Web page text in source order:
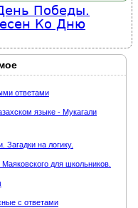
Победы.
Ко Дню
ответами
языке - Мукагали
Загадки на логику.
для школьников.
с ответами